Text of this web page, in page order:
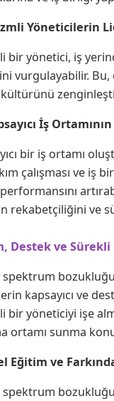
Yöneticilerin
bir yönetici, iş
vurgulayabilir. Bu,
İş
bir iş ortamı
çalışması ve iş
rekabetçiliğini ve
Destek ve
kapsayıcı ve
bir yöneticiyi işe
ortamı sunma
Eğitim ve